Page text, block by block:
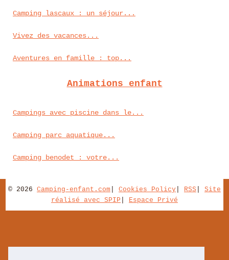
Camping lascaux : un séjour...
Vivez des vacances...
Aventures en famille : top...
Animations enfant
Campings avec piscine dans le...
Camping parc aquatique...
Camping benodet : votre...
© 2026 Camping-enfant.com Cookies Policy RSS
Site
réalisé avec SPIP
Espace Privé